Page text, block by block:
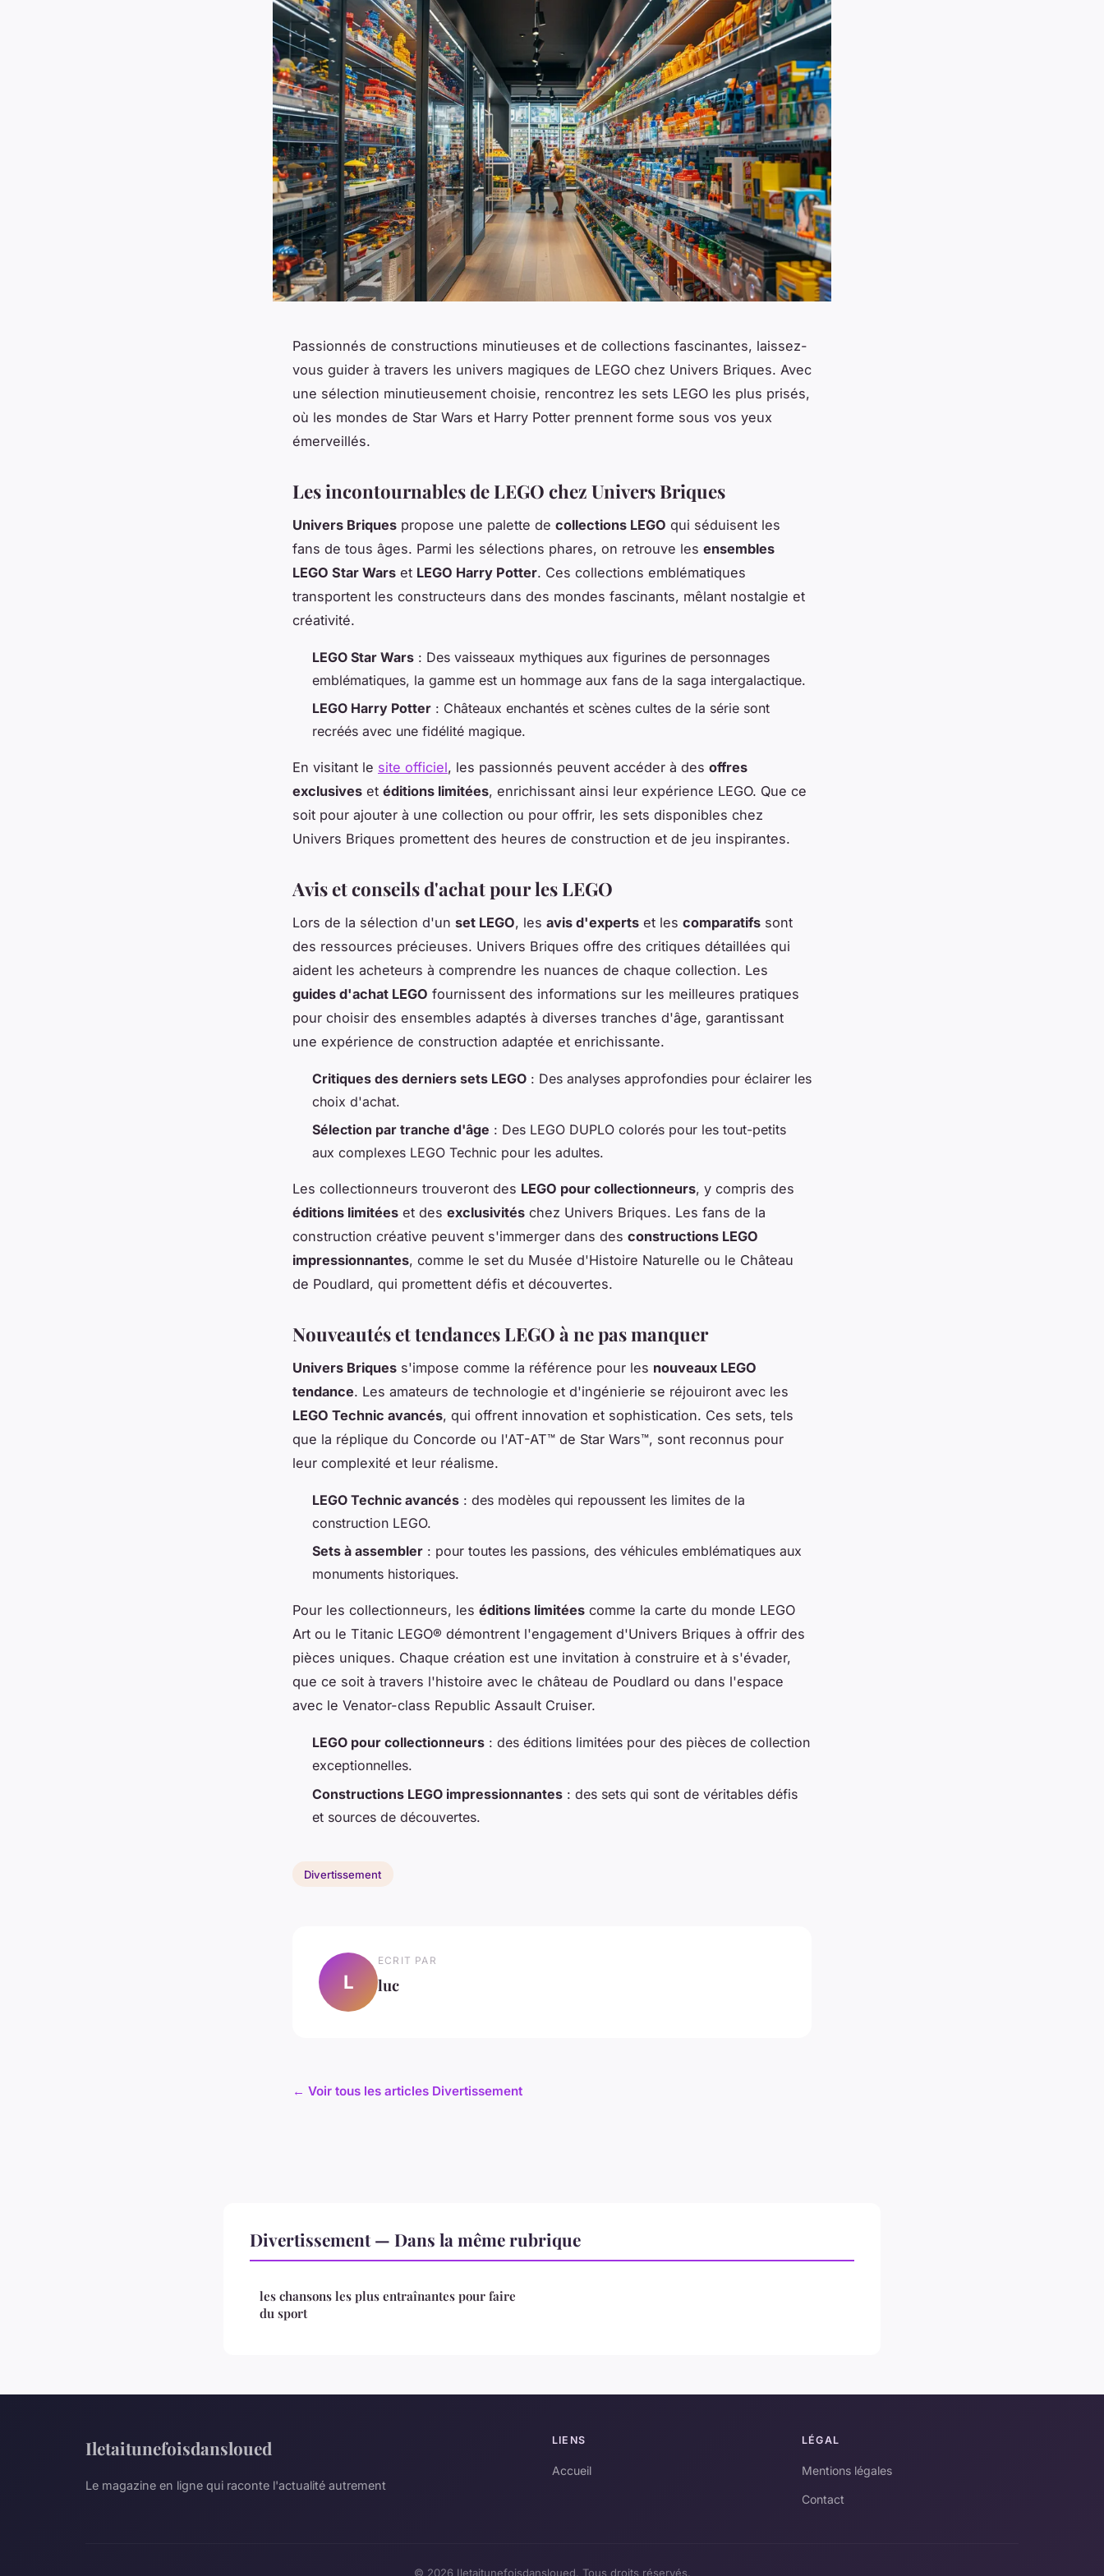
Passionnés de constructions minutieuses et de collections fascinantes, laissez-
vous guider à travers les univers magiques de LEGO chez Univers Briques. Avec
une sélection minutieusement choisie, rencontrez les sets LEGO les plus prisés,
où les mondes de Star Wars et Harry Potter prennent forme sous vos yeux
émerveillés.
Les incontournables de LEGO chez Univers Briques
Univers Briques propose une palette de collections LEGO qui séduisent les
fans de tous âges. Parmi les sélections phares, on retrouve les ensembles
LEGO Star Wars et LEGO Harry Potter. Ces collections emblématiques
transportent les constructeurs dans des mondes fascinants, mêlant nostalgie et
créativité.
LEGO Star Wars : Des vaisseaux mythiques aux figurines de personnages
emblématiques, la gamme est un hommage aux fans de la saga intergalactique.
LEGO Harry Potter : Châteaux enchantés et scènes cultes de la série sont
recréés avec une fidélité magique.
En visitant le site officiel, les passionnés peuvent accéder à des offres
exclusives et éditions limitées, enrichissant ainsi leur expérience LEGO. Que ce
soit pour ajouter à une collection ou pour offrir, les sets disponibles chez
Univers Briques promettent des heures de construction et de jeu inspirantes.
Avis et conseils d'achat pour les LEGO
Lors de la sélection d'un set LEGO, les avis d'experts et les comparatifs sont
des ressources précieuses. Univers Briques offre des critiques détaillées qui
aident les acheteurs à comprendre les nuances de chaque collection. Les
guides d'achat LEGO fournissent des informations sur les meilleures pratiques
pour choisir des ensembles adaptés à diverses tranches d'âge, garantissant
une expérience de construction adaptée et enrichissante.
Critiques des derniers sets LEGO : Des analyses approfondies pour éclairer les
choix d'achat.
Sélection par tranche d'âge : Des LEGO DUPLO colorés pour les tout-petits
aux complexes LEGO Technic pour les adultes.
Les collectionneurs trouveront des LEGO pour collectionneurs, y compris des
éditions limitées et des exclusivités chez Univers Briques. Les fans de la
construction créative peuvent s'immerger dans des constructions LEGO
impressionnantes, comme le set du Musée d'Histoire Naturelle ou le Château
de Poudlard, qui promettent défis et découvertes.
Nouveautés et tendances LEGO à ne pas manquer
Univers Briques s'impose comme la référence pour les nouveaux LEGO
tendance. Les amateurs de technologie et d'ingénierie se réjouiront avec les
LEGO Technic avancés, qui offrent innovation et sophistication. Ces sets, tels
que la réplique du Concorde ou l'AT-AT™ de Star Wars™, sont reconnus pour
leur complexité et leur réalisme.
LEGO Technic avancés : des modèles qui repoussent les limites de la
construction LEGO.
Sets à assembler : pour toutes les passions, des véhicules emblématiques aux
monuments historiques.
Pour les collectionneurs, les éditions limitées comme la carte du monde LEGO
Art ou le Titanic LEGO® démontrent l'engagement d'Univers Briques à offrir des
pièces uniques. Chaque création est une invitation à construire et à s'évader,
que ce soit à travers l'histoire avec le château de Poudlard ou dans l'espace
avec le Venator-class Republic Assault Cruiser.
LEGO pour collectionneurs : des éditions limitées pour des pièces de collection
exceptionnelles.
Constructions LEGO impressionnantes : des sets qui sont de véritables défis
et sources de découvertes.
Divertissement
L
ECRIT PAR
luc
← Voir tous les articles Divertissement
Divertissement — Dans la même rubrique
les chansons les plus entraînantes pour faire
du sport
Iletaitunefoisdansloued
Le magazine en ligne qui raconte l'actualité autrement
LIENS
Accueil
LÉGAL
Mentions légales
Contact
© 2026 Iletaitunefoisdansloued. Tous droits réservés.